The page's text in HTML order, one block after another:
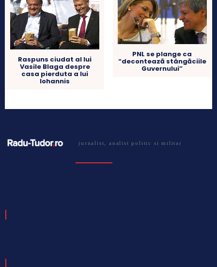
Raspuns ciudat al lui
Vasile Blaga despre
casa pierduta a lui
Iohannis
PNL se plange ca
“decontează stângăciile
Guvernului”
jurnalist, analist politic si militar